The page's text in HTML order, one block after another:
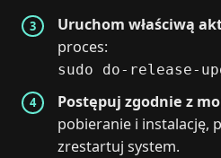
Uruchom właściwą
proces:
sudo do-release-
Postępuj zgodnie z
pobieranie i instalację,
zrestartuj system.